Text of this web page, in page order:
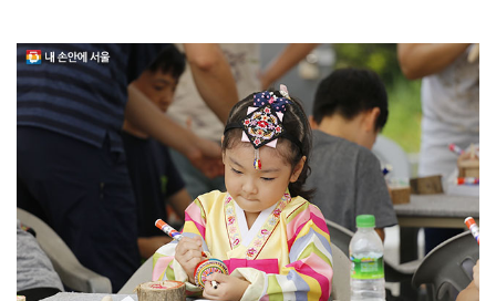
털 R
L
복
유
하
기
크
게
변
경
하
기
작
게
변
경
하
기